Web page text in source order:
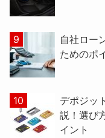
自社ロー
ためのポ
デポジッ
説！選び
イント